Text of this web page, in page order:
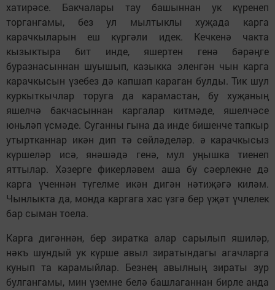
хатирәсе. Бакчалары тау башыннан ук күренеп
торгангамы, без ул мылтыклы хуҗада карга
карачкыларын еш күргәли идек. Кечкенә чакта
кызыктыра бит инде, яшертен генә бәрәңге
буразнасыннан шуышып, казыкка эленгән чын карга
карачкысын үзебез дә капшап караган булды. Тик шул
куркыткычлар торуга да карамастан, бу хуҗаның
яшелчә бакчасыннан каргалар китмәде, яшелчәсе
юньләп үсмәде. Суганны гына да инде бишенче тапкыр
утыртканнар икән дип тә сөйләделәр. ә карачкысыз
күршеләр исә, янәшәдә генә, мул уңышка тиенеп
яттылар. Хәзерге фикерләвем аша бу сәерлекне дә
карга үченнән түгелме икән дигән нәтиҗәгә ки­ләм.
Чынлыкта да, монда каргага хас үзгә бер үҗәт үч­лелек
бар сыман тоела.
Карга дигәннән, бер зиратка алар сарылып яши­ләр,
нәкъ шундый ук күрше авыл зиратындагы агачларга
кунып та карамыйлар. Безнең авылның зираты зур
булгангамы, мин үземне белә баш­лаганнан бирле анда